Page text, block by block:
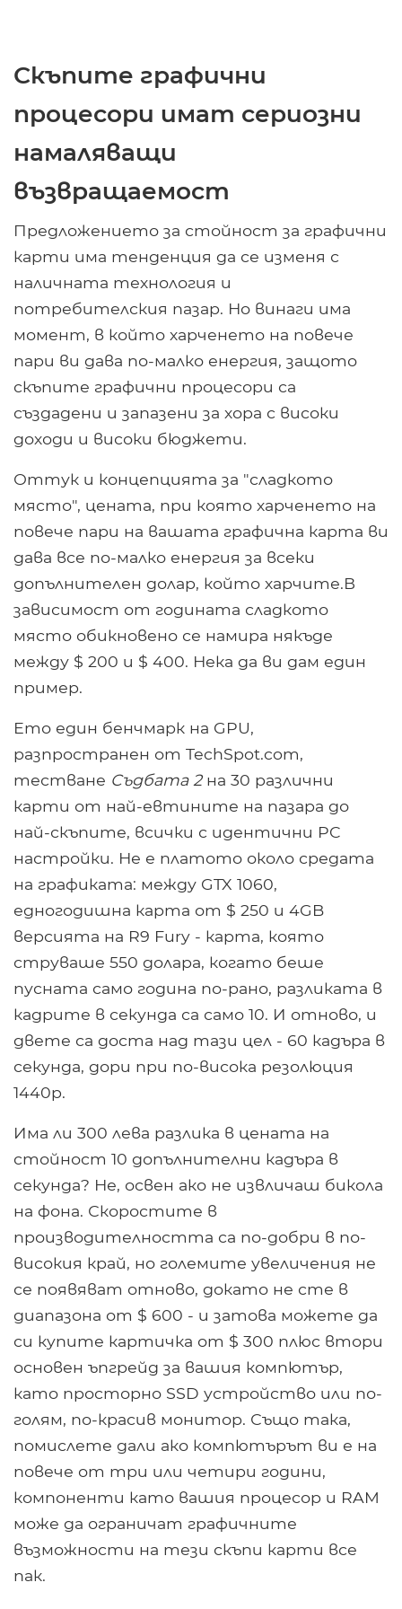
Скъпите графични
процесори имат сериозни
намаляващи
възвращаемост
Предложението за стойност за графични
карти има тенденция да се изменя с
наличната технология и
потребителския пазар. Но винаги има
момент, в който харченето на повече
пари ви дава по-малко енергия, защото
скъпите графични процесори са
създадени и запазени за хора с високи
доходи и високи бюджети.
Оттук и концепцията за "сладкото
място", цената, при която харченето на
повече пари на вашата графична карта ви
дава все по-малко енергия за всеки
допълнителен долар, който харчите.В
зависимост от годината сладкото
място обикновено се намира някъде
между $ 200 и $ 400. Нека да ви дам един
пример.
Ето един бенчмарк на GPU,
разпространен от TechSpot.com,
тестване Съдбата 2на 30 различни
карти от най-евтините на пазара до
най-скъпите, всички с идентични PC
настройки. Не е платото около средата
на графиката: между GTX 1060,
едногодишна карта от $ 250 и 4GB
версията на R9 Fury - карта, която
струваше 550 долара, когато беше
пусната само година по-рано, разликата в
кадрите в секунда са само 10. И отново, и
двете са доста над тази цел - 60 кадъра в
секунда, дори при по-висока резолюция
1440p.
Има ли 300 лева разлика в цената на
стойност 10 допълнителни кадъра в
секунда? Не, освен ако не извличаш бикола
на фона. Скоростите в
производителността са по-добри в по-
високия край, но големите увеличения не
се появяват отново, докато не сте в
диапазона от $ 600 - и затова можете да
си купите картичка от $ 300 плюс втори
основен ъпгрейд за вашия компютър,
като просторно SSD устройство или по-
голям, по-красив монитор. Също така,
помислете дали ако компютърът ви е на
повече от три или четири години,
компоненти като вашия процесор и RAM
може да ограничат графичните
възможности на тези скъпи карти все
пак.